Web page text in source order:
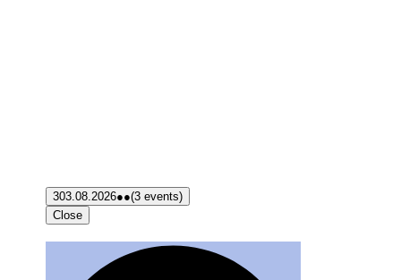
303.08.2026●●(3 events)
Close